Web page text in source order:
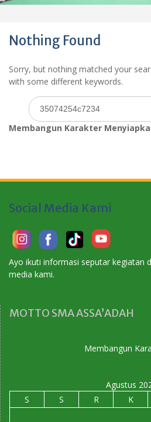
Nothing Found
Sorry, but nothing matched your
with some different keywords.
Search
for:
Membangun Karakter
Social Media Kami
Ayo ikuti informasi seputar kegiatan
media kami.
MOTTO SMA ASSA’ADAH
Membangun
Agustus
S
S R K